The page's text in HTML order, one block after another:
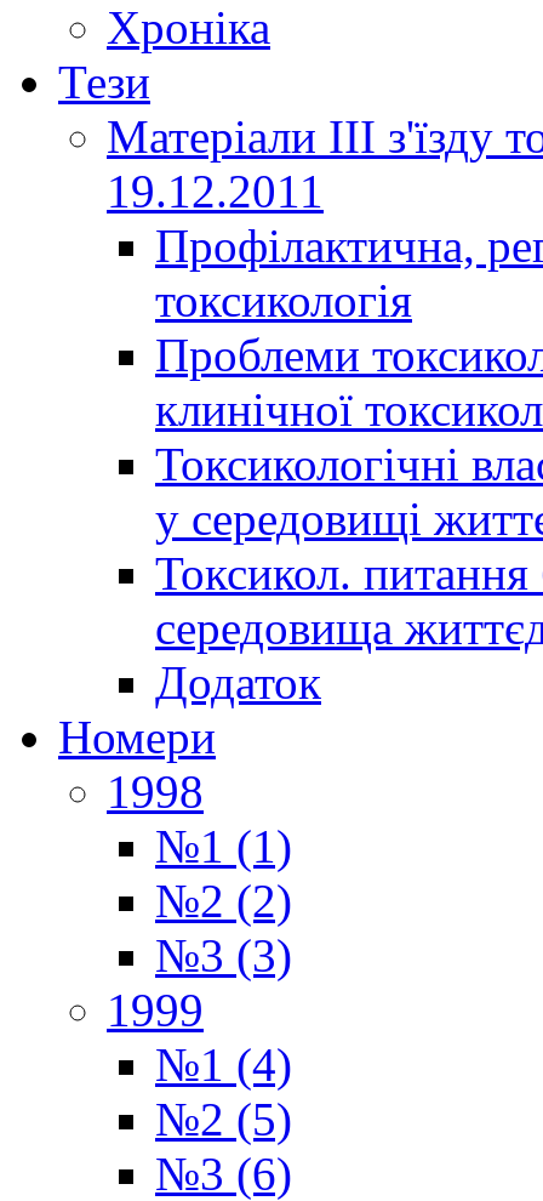
Хроніка
Тези
Матеріали ІІІ з'їзду
19.12.2011
Профілактична,
токсикологія
Проблеми
клинічної
Токсикологічні
у середовищі
Токсикол. питання
середовища
Додаток
Номери
1998
№1 (1)
№2 (2)
№3 (3)
1999
№1 (4)
№2 (5)
№3 (6)